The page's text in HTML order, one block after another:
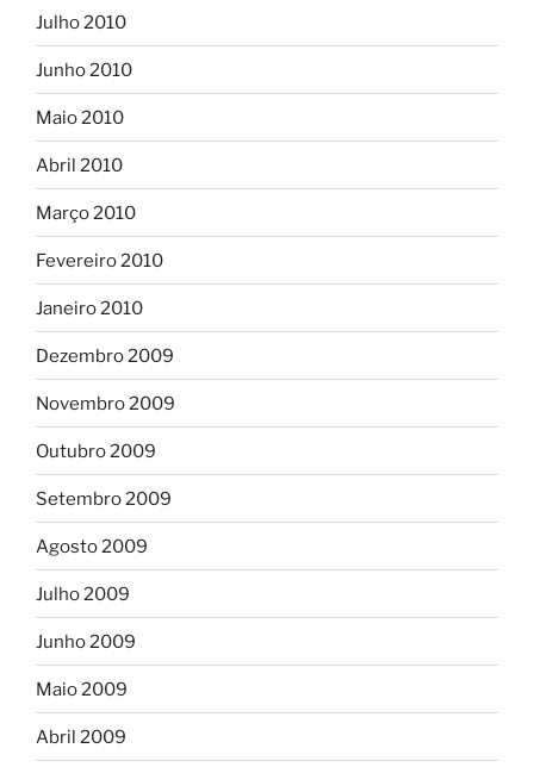
Julho 2010
Junho 2010
Maio 2010
Abril 2010
Março 2010
Fevereiro 2010
Janeiro 2010
Dezembro 2009
Novembro 2009
Outubro 2009
Setembro 2009
Agosto 2009
Julho 2009
Junho 2009
Maio 2009
Abril 2009